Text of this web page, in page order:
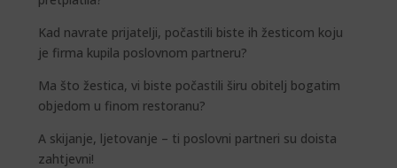
Kad navrate prijatelji, počastili biste ih žesticom koju
je firma kupila poslovnom partneru?
Ma što žestica, vi biste počastili širu obitelj bogatim
objedom u finom restoranu?
A skijanje, ljetovanje – ti poslovni partneri su doista
zahtjevni!